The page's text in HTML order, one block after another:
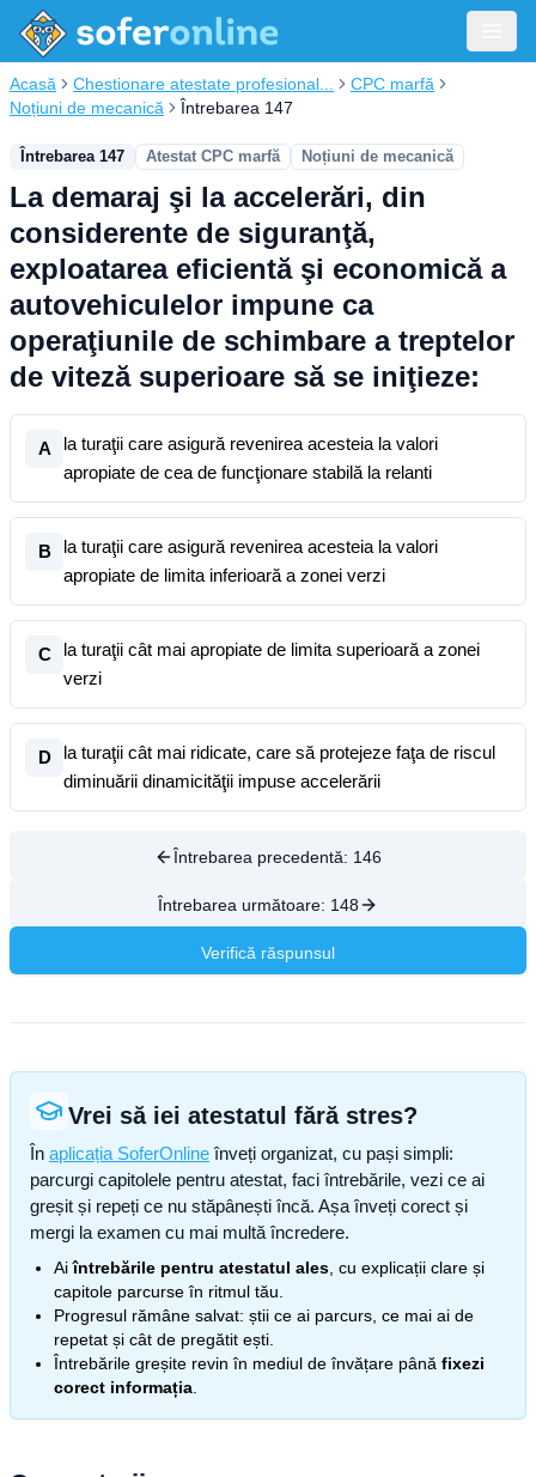
Acasă Chestionare atestate profesional...
CPC marfă
Noțiuni de mecanică
Întrebarea 147
Întrebarea 147 Atestat CPC marfă Noțiuni de mecanică
La demaraj şi la accelerări, din
considerente de siguranţă,
exploatarea eficientă şi economică a
autovehiculelor impune ca
operaţiunile de schimbare a treptelor
de viteză superioare să se iniţieze:
A
la turaţii care asigură revenirea acesteia la valori
apropiate de cea de funcţionare stabilă la relanti
B
la turaţii care asigură revenirea acesteia la valori
apropiate de limita inferioară a zonei verzi
C
la turaţii cât mai apropiate de limita superioară a zonei
verzi
D
la turaţii cât mai ridicate, care să protejeze faţa de riscul
diminuării dinamicităţii impuse accelerării
Întrebarea precedentă: 146
Întrebarea următoare: 148
Verifică răspunsul
Vrei să iei atestatul fără stres?
În aplicația SoferOnline înveți organizat, cu pași simpli:
parcurgi capitolele pentru atestat, faci întrebările, vezi ce ai
greșit și repeți ce nu stăpânești încă. Așa înveți corect și
mergi la examen cu mai multă încredere.
Aiîntrebările pentru atestatul ales , cu explicații clare și
capitole parcurse în ritmul tău.
Progresul rămâne salvat: știi ce ai parcurs, ce mai ai de
repetat și cât de pregătit ești.
Întrebările greșite revin în mediul de învățare până fixezi
corect informația